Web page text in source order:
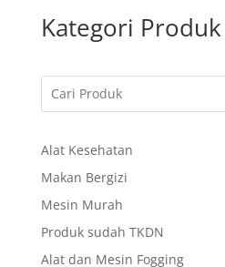
Kategori Produk
Alat Kesehatan
Makan Bergizi
Mesin Murah
Produk sudah TKDN
Alat dan Mesin Fogging